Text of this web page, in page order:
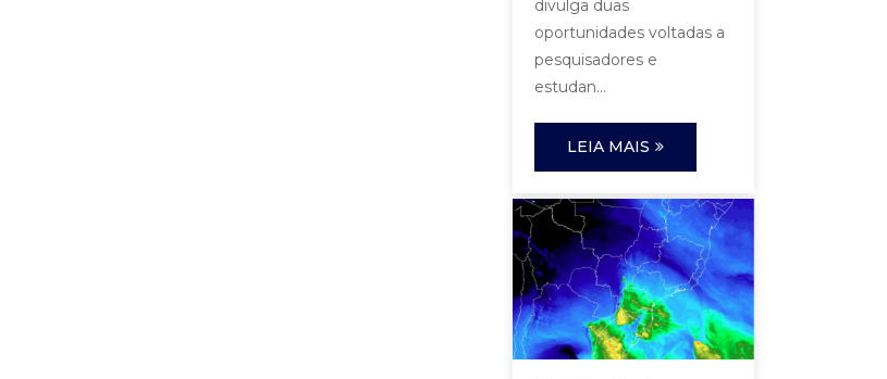
divulga duas
oportunidades voltadas a
pesquisadores e
estudan...
LEIA MAIS